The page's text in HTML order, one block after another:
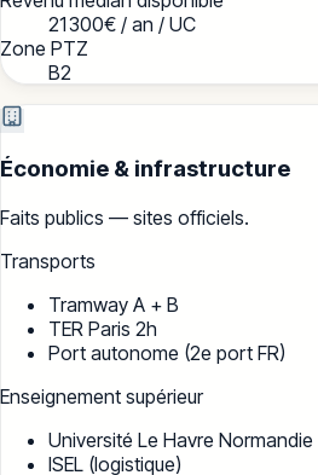
21 300€ / an / UC
Zone PTZ
B2
Économie & infrastructure
Faits publics — sites officiels.
Transports
Tramway A + B
TER Paris 2h
Port autonome (2e port FR)
Enseignement supérieur
Université Le Havre Normandie
ISEL (logistique)